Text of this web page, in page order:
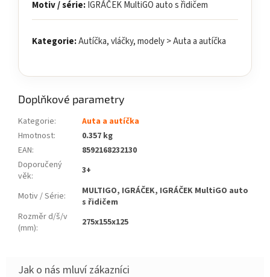
Motiv / série:IGRÁČEK MultiGO auto s řidičem
Kategorie:Autíčka, vláčky, modely > Auta a autíčka
Doplňkové parametry
Kategorie:
Auta a autíčka
Hmotnost:
0.357 kg
EAN:
8592168232130
Doporučený
věk: 3+
Motiv / Série:
MULTIGO, IGRÁČEK, IGRÁČEK MultiGO auto
s řidičem
Rozměr d/š/v
(mm): 275x155x125